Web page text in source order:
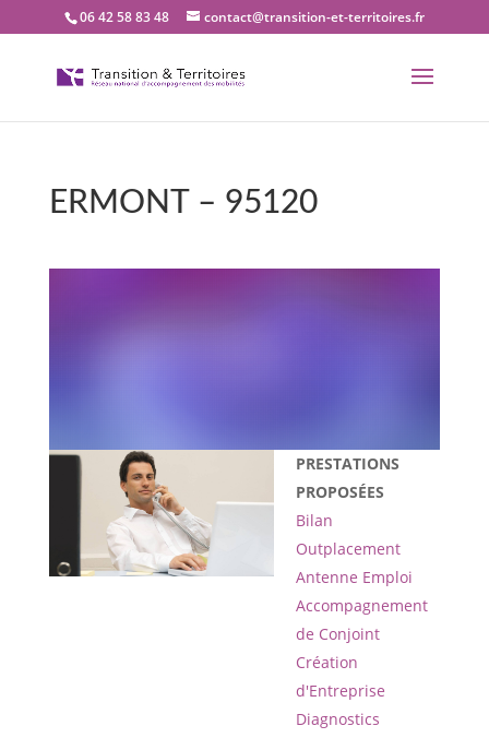
06 42 58 83 48 contact@transition-et-territoires.fr
ERMONT – 95120
bureau Transition et
PRESTATIONS
PROPOSÉES
Bilan
Outplacement
Antenne Emploi
Accompagnement
de Conjoint
Création
d'Entreprise
Diagnostics